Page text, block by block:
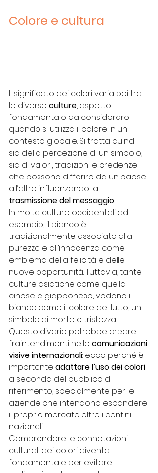
Colore e cultura
Il significato dei colori varia poi tra
le diverse culture, aspetto
fondamentale da considerare
quando si utilizza il colore in un
contesto globale. Si tratta quindi
sia della percezione di un simbolo,
sia di valori, tradizioni e credenze
che possono differire da un paese
all’altro influenzando la
trasmissione del messaggio.
In molte culture occidentali ad
esempio, il bianco è
tradizionalmente associato alla
purezza e all’innocenza come
emblema della felicità e delle
nuove opportunità. Tuttavia, tante
culture asiatiche come quella
cinese e giapponese, vedono il
bianco come il colore del lutto, un
simbolo di morte e tristezza.
Questo divario potrebbe creare
fraintendimenti nelle comunicazioni
visive internazionali: ecco perché è
importante adattare l’uso dei colori
a seconda del pubblico di
riferimento, specialmente per le
aziende che intendono espandere
il proprio mercato oltre i confini
nazionali.
Comprendere le connotazioni
culturali dei colori diventa
fondamentale per evitare